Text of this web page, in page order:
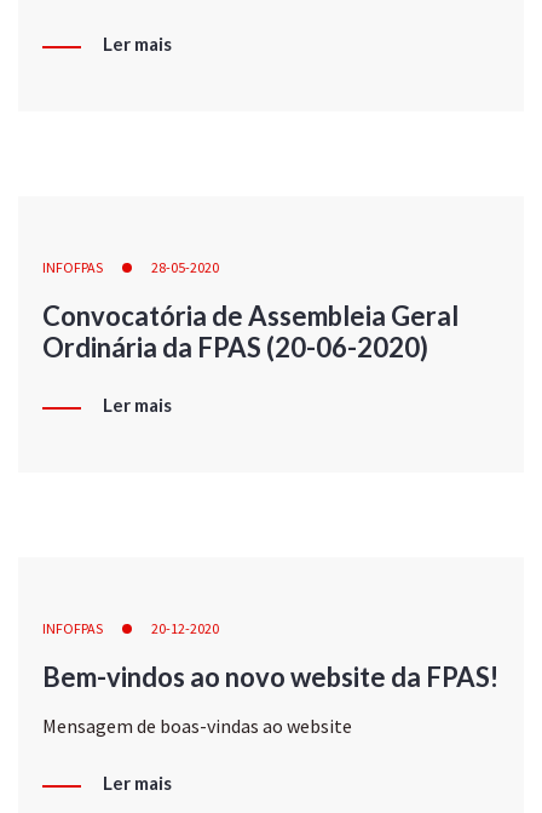
Ler mais
INFOFPAS 28-05-2020
Convocatória de Assembleia Geral
Ordinária da FPAS (20-06-2020)
Ler mais
INFOFPAS 20-12-2020
Bem-vindos ao novo website da FPAS!
Mensagem de boas-vindas ao website
Ler mais